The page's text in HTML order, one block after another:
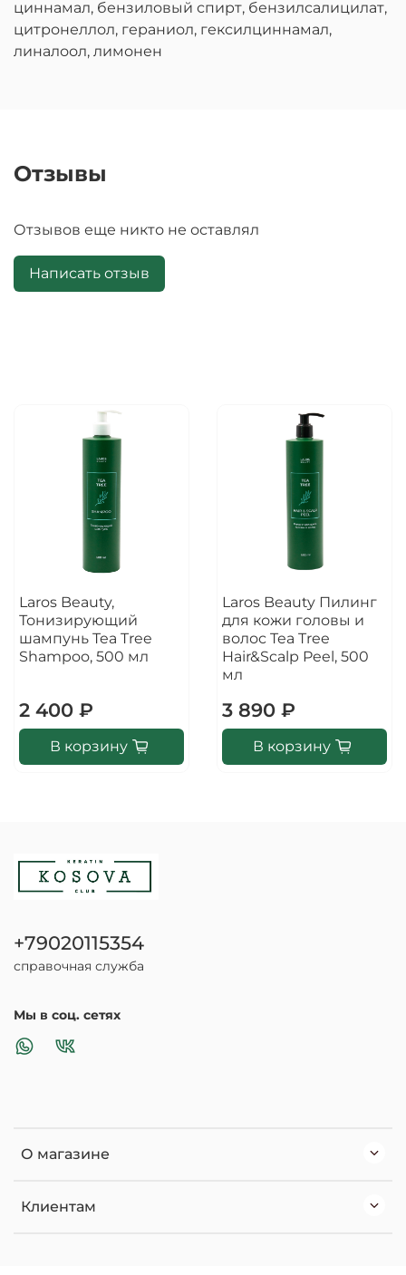
циннамал, бензиловый спирт, бензилсалицилат,
цитронеллол, гераниол, гексилциннамал,
линалоол, лимонен
Отзывы
Отзывов еще никто не оставлял
Написать отзыв
Laros Beauty,
Тонизирующий
шампунь Tea Tree
Shampoo, 500 мл
2 400 ₽
В корзину
Laros Beauty Пилинг
для кожи головы и
волос Tea Tree
Hair&Scalp Peel, 500
мл
3 890 ₽
В корзину
О магазине
Клиентам
+79020115354
справочная служба
Мы в соц. сетях